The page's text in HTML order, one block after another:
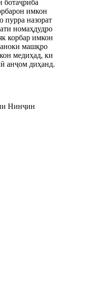
ботаҷриба
имкон
пурра назорат
номаҳдудро
корбар имкон
машқро
медиҳад, ки
анҷом диҳанд.
Нинҷин